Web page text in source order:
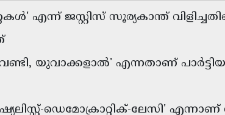
എന്ന് ജസ്റ്റിസ് സൂര്യകാന്ത്
യുവാക്കളാൽ' എന്നതാണ്
ഡെമോക്രാറ്റിക്-ലേസി'